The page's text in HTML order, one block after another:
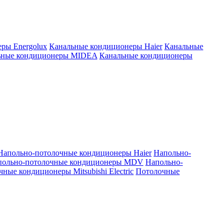
Energolux Канальные кондиционеры Haier Канальные
кондиционеры MIDEA Канальные кондиционеры
потолочные кондиционеры Haier Напольно-
потолочные кондиционеры MDV Напольно-
кондиционеры Mitsubishi Electric Потолочные